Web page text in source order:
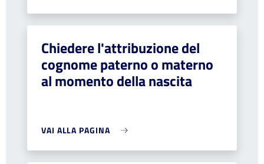
Chiedere l'attribuzione del
cognome paterno o materno
al momento della nascita
VAI ALLA PAGINA